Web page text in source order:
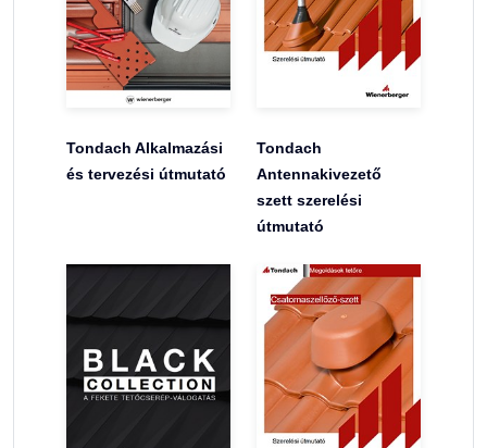
Tondach Alkalmazási
és tervezési útmutató
Tondach
Antennakivezető
szett szerelési
útmutató